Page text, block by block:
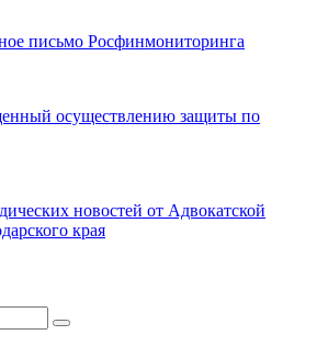
письмо Росфинмониторинга
осуществлению защиты по
новостей от Адвокатской
края